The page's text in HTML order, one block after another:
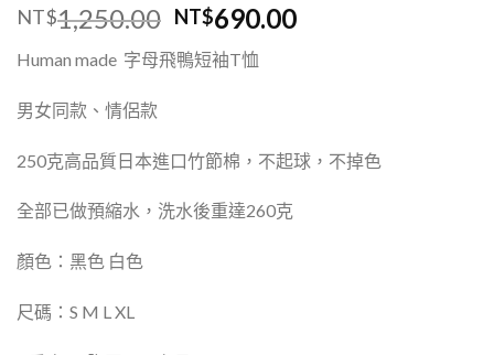
NT$1,250.00 NT$690.00
Human made 字母飛鴨短袖T恤
男女同款、情侶款
250克高品質日本進口竹節棉，不起球， 不掉色
全部已做預縮水， 洗水後重達260克
顏色：黑色 白色
尺碼： S M L XL